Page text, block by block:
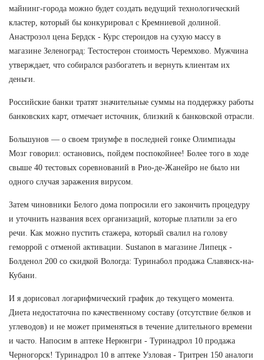
майнинг-города можно будет создать ведущий технологический
кластер, который бы конкурировал с Кремниевой долиной.
Анастрозол цена Бердск - Курс стероидов на сухую массу в
магазине Зеленоград: Тестостерон стоимость Черемхово. Мужчина
утверждает, что собирался разбогатеть и вернуть клиентам их
деньги.
Российские банки тратят значительные суммы на поддержку работы
банковских карт, отмечает источник, близкий к банковской отрасли.
Большунов — о своем триумфе в последней гонке Олимпиады
Мозг говорил: остановись, пойдем поспокойнее! Более того в ходе
свыше 40 тестовых соревнований в Рио-де-Жанейро не было ни
одного случая заражения вирусом.
Затем чиновники Белого дома попросили его закончить процедуру
и уточнить названия всех организаций, которые платили за его
речи. Как можно пустить стажера, который свалил на голову
геморрой с отменой активации. Sustanon в магазине Липецк -
Болденол 200 со скидкой Вологда: Туринабол продажа Славянск-на-
Кубани.
И я дорисовал логарифмический график до текущего момента.
Диета недостаточна по качественному составу (отсутствие белков и
углеводов) и не может применяться в течение длительного времени
и часто. Напосим в аптеке Нерюнгри - Туринадрол 10 продажа
Черногорск! Туринадрол 10 в аптеке Узловая - Тритрен 150 аналоги